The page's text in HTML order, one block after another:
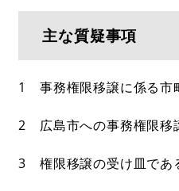
主な質疑事項
1 事務権限移譲に係る市
2 広島市への事務権限移
3 権限移譲の受け皿であ